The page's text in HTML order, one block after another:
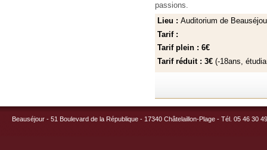
passions.
Lieu : Auditorium de
Tarif :
Tarif plein : 6€
Tarif réduit : 3€ (-18ans,
Beauséjour - 51 Boulevard de la République - 17340 Châtelaillon-Plage - Tél. 05 46 30